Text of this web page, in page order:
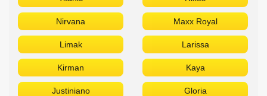
Nirvana Maxx Royal
Limak Larissa
Kirman Kaya
Justiniano Gloria